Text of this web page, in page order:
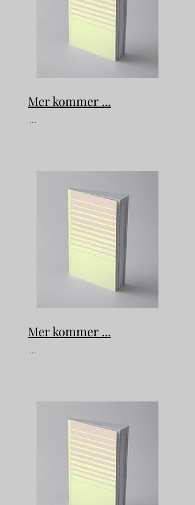
Mer kommer ...
...
Mer kommer ...
...